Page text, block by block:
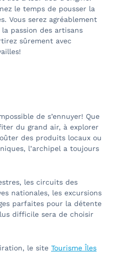
le temps de pousser la
Vous serez agréablement
passion des artisans
sûrement avec
de s’ennuyer! Que
du grand air, à explorer
des produits locaux ou
l’archipel a toujours
les circuits des
nationales, les excursions
parfaites pour la détente
difficile sera de choisir
le site Tourisme Îles